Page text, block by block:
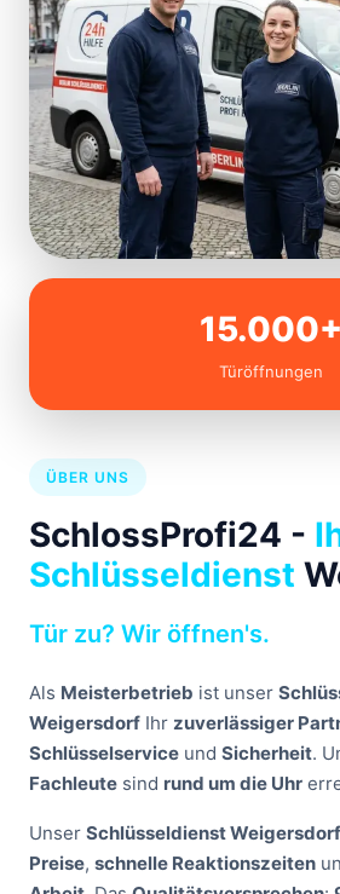
15.000+
Türöffnungen
ÜBER UNS
SchlossProfi24 -
Schlüsseldienst
Tür zu? Wir öffnen's.
Als Meisterbetrieb ist unser
Weigersdorf Ihr zuverlässiger
Schlüsselservice und Sicherheit.
Fachleute sind rund um die Uhr
Unser Schlüsseldienst Weigersdorf
Preise, schnelle Reaktionszeiten